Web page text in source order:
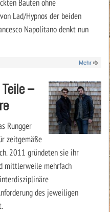
Lad/Hypnos der beiden
Napolitano denkt nun
Mehr
–
Rungger
zeitgemäße
2011 gründeten sie ihr
mittlerweile mehrfach
des jeweiligen